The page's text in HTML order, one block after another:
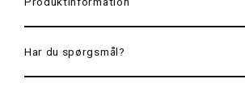
Har du spørgsmål?